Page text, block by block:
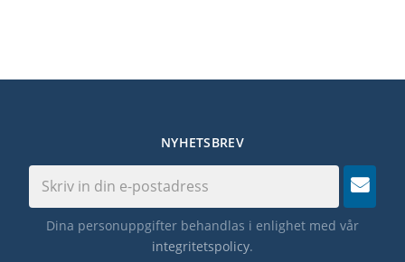
NYHETSBREV
Dina personuppgifter behandlas i enlighet med vår
integritetspolicy.